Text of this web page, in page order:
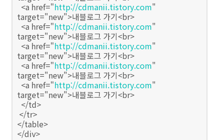
<a href="http://cdmanii.tistory.com"
target="new">내블로그 가기<br>
<a href="http://cdmanii.tistory.com"
target="new">내블로그 가기<br>
<a href="http://cdmanii.tistory.com"
target="new">내블로그 가기<br>
<a href="http://cdmanii.tistory.com"
target="new">내블로그 가기<br>
<a href="http://cdmanii.tistory.com"
target="new">내블로그 가기<br>
</td>
</tr>
</table>
</div>